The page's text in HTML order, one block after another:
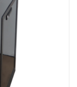
BookFlow
сортировщик
LibraryCart